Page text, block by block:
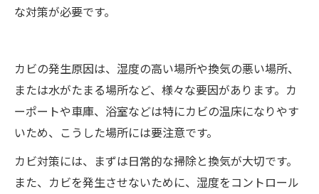
な対策が必要です。
カビの発生原因は、湿度の高い場所や換気の悪い場所、
または水がたまる場所など、様々な要因があります。カ
ーポートや車庫、浴室などは特にカビの温床になりやす
いため、こうした場所には要注意です。
カビ対策には、まずは日常的な掃除と換気が大切です。
また、カビを発生させないために、湿度をコントロール